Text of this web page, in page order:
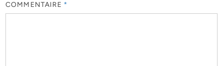
COMMENTAIRE *